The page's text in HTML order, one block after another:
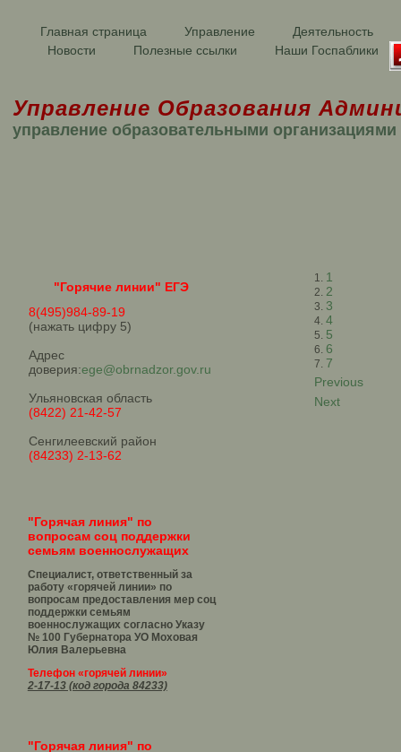
Главная страница Управление
Деятельность
Новости
Полезные ссылки Наши Госпаблики
Управление Образования
управление образовательными организациями
"Горячие линии" ЕГЭ
8(495)984-89-19
(нажать цифру 5)
Адрес
доверия:ege@obrnadzor.gov.ru
Ульяновская область
(8422) 21-42-57
Сенгилеевский район
(84233) 2-13-62
"Горячая линия" по
вопросам соц поддержки
семьям военнослужащих
Специалист, ответственный за
работу «горячей линии» по
вопросам предоставления мер соц
поддержки семьям
военнослужащих согласно Указу
№ 100 Губернатора УОМоховая
Юлия Валерьевна
Телефон «горячей линии»
2-17-13 (код города 84233)
"Горячая линия" по
1
2
3
4
5
6
7
Previous
Next